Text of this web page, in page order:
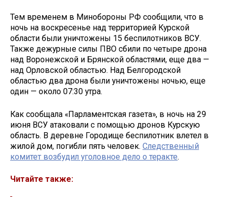
Тем временем в Минобороны РФ сообщили, что в
ночь на воскресенье над территорией Курской
области были уничтожены 15 беспилотников ВСУ.
Также дежурные силы ПВО сбили по четыре дрона
над Воронежской и Брянской областями, еще два —
над Орловской областью. Над Белгородской
областью два дрона были уничтожены ночью, еще
один — около 07:30 утра.
Как сообщала «Парламентская газета», в ночь на 29
июня ВСУ атаковали с помощью дронов Курскую
область. В деревне Городище беспилотник влетел в
жилой дом, погибли пять человек. Следственный
комитет возбудил уголовное дело о теракте.
Читайте также: